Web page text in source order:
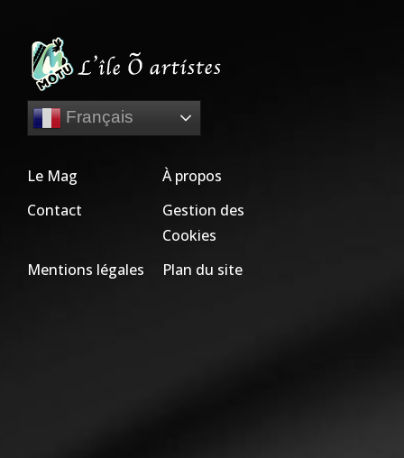
Français
Le Mag
À propos
Contact
Gestion des
Cookies
Mentions légales
Plan du site